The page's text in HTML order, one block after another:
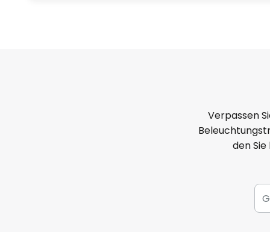
Verpassen
den